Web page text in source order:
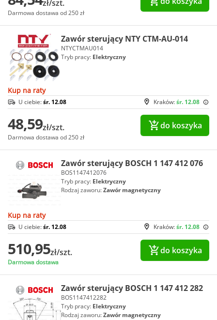
zł/szt.
Darmowa dostawa od 250 zł
Zawór sterujący NTY CTM-AU-014
NTYCTMAU014
Tryb pracy: Elektryczny
Kup na raty
Kraków:śr. 12.08
U ciebie:śr. 12.08
48,59zł/szt.
Darmowa dostawa od 250 zł
do koszyka
Zawór sterujący BOSCH 1 147 412 076
BOS1147412076
Tryb pracy: Elektryczny
Rodzaj zaworu:Zawór magnetyczny
Kup na raty
Kraków:śr. 12.08
U ciebie:śr. 12.08
510,95zł/szt.
Darmowa dostawa
do koszyka
Zawór sterujący BOSCH 1 147 412 282
BOS1147412282
Tryb pracy: Elektryczny
Rodzaj zaworu:Zawór magnetyczny